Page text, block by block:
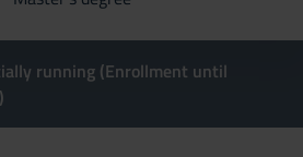
running (Enrollment until